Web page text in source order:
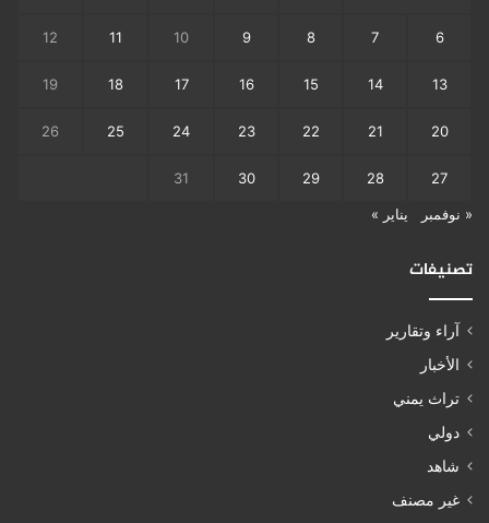
6
7
8
9
10
11
12
13
14
15
16
17
18
19
20
21
22
23
24
25
26
27
28
29
30
31
« نوفمبر يناير »
تصنيفات
آراء وتقارير
الأخبار
تراث يمني
دولي
شاهد
غير مصنف